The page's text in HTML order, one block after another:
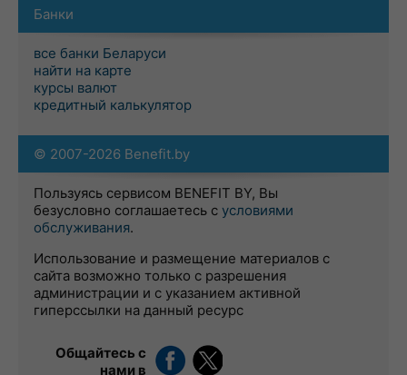
Банки
все банки Беларуси
найти на карте
курсы валют
кредитный калькулятор
© 2007-2026 Benefit.by
Пользуясь сервисом BENEFIT BY, Вы
безусловно соглашаетесь с условиями
обслуживания.
Использование и размещение материалов с
сайта возможно только с разрешения
администрации и с указанием активной
гиперссылки на данный ресурс
Общайтесь с
нами в